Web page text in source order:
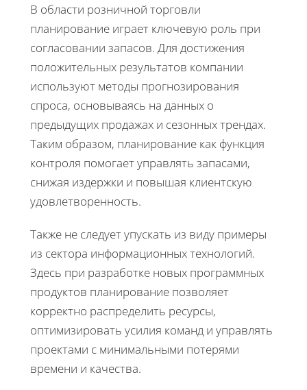
В области розничной торговли
планирование играет ключевую роль при
согласовании запасов. Для достижения
положительных результатов компании
используют методы прогнозирования
спроса, основываясь на данных о
предыдущих продажах и сезонных трендах.
Таким образом, планирование как функция
контроля помогает управлять запасами,
снижая издержки и повышая клиентскую
удовлетворенность.
Также не следует упускать из виду примеры
из сектора информационных технологий.
Здесь при разработке новых программных
продуктов планирование позволяет
корректно распределить ресурсы,
оптимизировать усилия команд и управлять
проектами с минимальными потерями
времени и качества.